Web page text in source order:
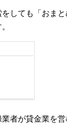
しても「おま
者が貸金業を営